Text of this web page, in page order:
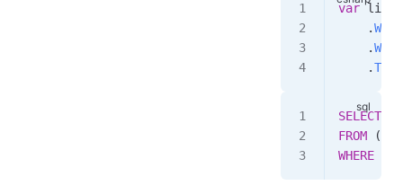
var list2
    .
    .
    .
SELECT
FROM (
WHERE